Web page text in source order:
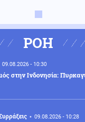
ΡΟΗ
09.08.2026 - 10:30
στην Ινδονησία:
09.08.2026 - 10:28